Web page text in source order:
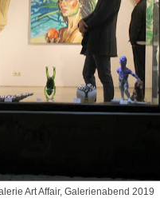
Art Affair, Galerienabend 2019